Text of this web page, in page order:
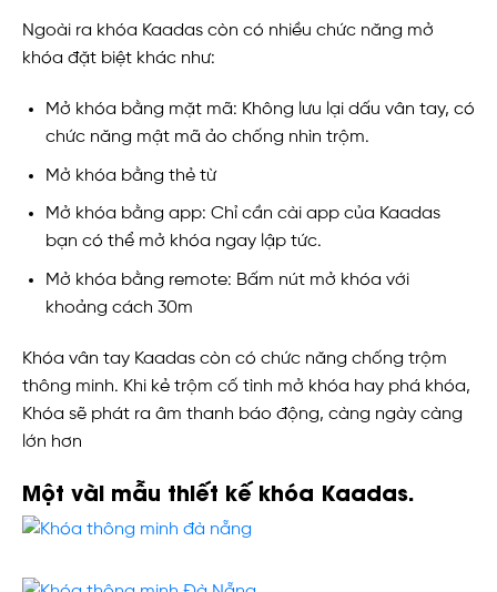
Ngoài ra khóa Kaadas còn có nhiều chức năng mở
khóa đặt biệt khác như:
Mở khóa bằng mặt mã: Không lưu lại dấu vân tay, có
chức năng mật mã ảo chống nhìn trộm.
Mở khóa bằng thẻ từ
Mở khóa bằng app: Chỉ cần cài app của Kaadas
bạn có thể mở khóa ngay lập tức.
Mở khóa bằng remote: Bấm nút mở khóa với
khoảng cách 30m
Khóa vân tay Kaadas còn có chức năng chống trộm
thông minh. Khi kẻ trộm cố tình mở khóa hay phá khóa,
Khóa sẽ phát ra âm thanh báo động, càng ngày càng
lớn hơn
Một vài mẫu thiết kế khóa Kaadas.